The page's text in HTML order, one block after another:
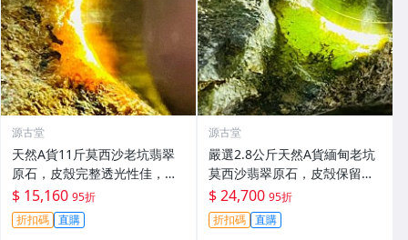
源古堂
天然A貨11斤莫西沙老坑翡翠
原石，皮殼完整透光性佳，黃
霧美如冰裂，適合製作手鐲或
牌子。嚴選原石未動，保存完
好。冰感強，種水優良。翡翠
$ 15,160 95折
折扣碼 直購
源古堂
嚴選2.8公斤天然A貨緬甸老坑
莫西沙翡翠原石，皮殻保留自
然熒光，適合雕刻手鐲或擺放
品鑑。支持檢測，全國保真。
莫西沙 翡翠 原石
$ 24,700 95折
折扣碼 直購